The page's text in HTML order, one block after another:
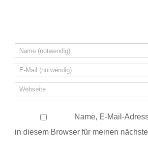
Name, E-Mail-
in diesem Browser für meinen